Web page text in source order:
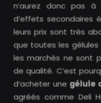
n’aurez donc pas à
d’effets secondaires
leurs prix sont très
que toutes les gélules
les marchés ne sont
de qualité. C’est
d’acheter une gélule
agréés comme Deli